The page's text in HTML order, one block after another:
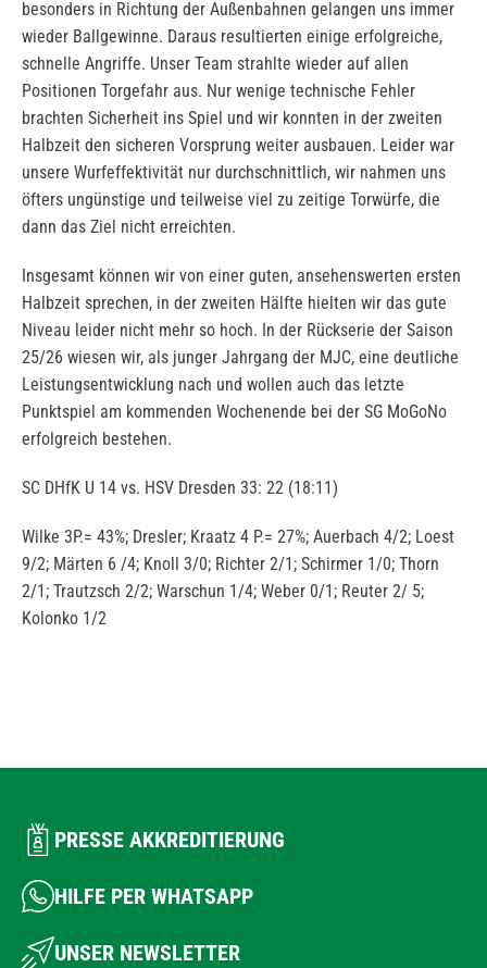
besonders in Richtung der Außenbahnen gelangen uns immer
wieder Ballgewinne. Daraus resultierten einige erfolgreiche,
schnelle Angriffe. Unser Team strahlte wieder auf allen
Positionen Torgefahr aus. Nur wenige technische Fehler
brachten Sicherheit ins Spiel und wir konnten in der zweiten
Halbzeit den sicheren Vorsprung weiter ausbauen. Leider war
unsere Wurfeffektivität nur durchschnittlich, wir nahmen uns
öfters ungünstige und teilweise viel zu zeitige Torwürfe, die
dann das Ziel nicht erreichten.
Insgesamt können wir von einer guten, ansehenswerten ersten
Halbzeit sprechen, in der zweiten Hälfte hielten wir das gute
Niveau leider nicht mehr so hoch. In der Rückserie der Saison
25/26 wiesen wir, als junger Jahrgang der MJC, eine deutliche
Leistungsentwicklung nach und wollen auch das letzte
Punktspiel am kommenden Wochenende bei der SG MoGoNo
erfolgreich bestehen.
SC DHfK U 14 vs. HSV Dresden 33: 22 (18:11)
Wilke 3P.= 43%; Dresler; Kraatz 4 P.= 27%; Auerbach 4/2; Loest
9/2; Märten 6 /4; Knoll 3/0; Richter 2/1; Schirmer 1/0; Thorn
2/1; Trautzsch 2/2; Warschun 1/4; Weber 0/1; Reuter 2/ 5;
Kolonko 1/2
PRESSE AKKREDITIERUNG
HILFE PER WHATSAPP
UNSER NEWSLETTER